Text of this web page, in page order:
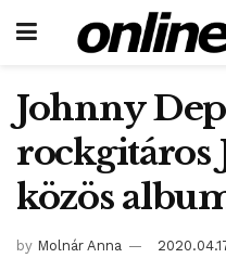
Johnny
rockgitáros
közös
by Molnár Anna